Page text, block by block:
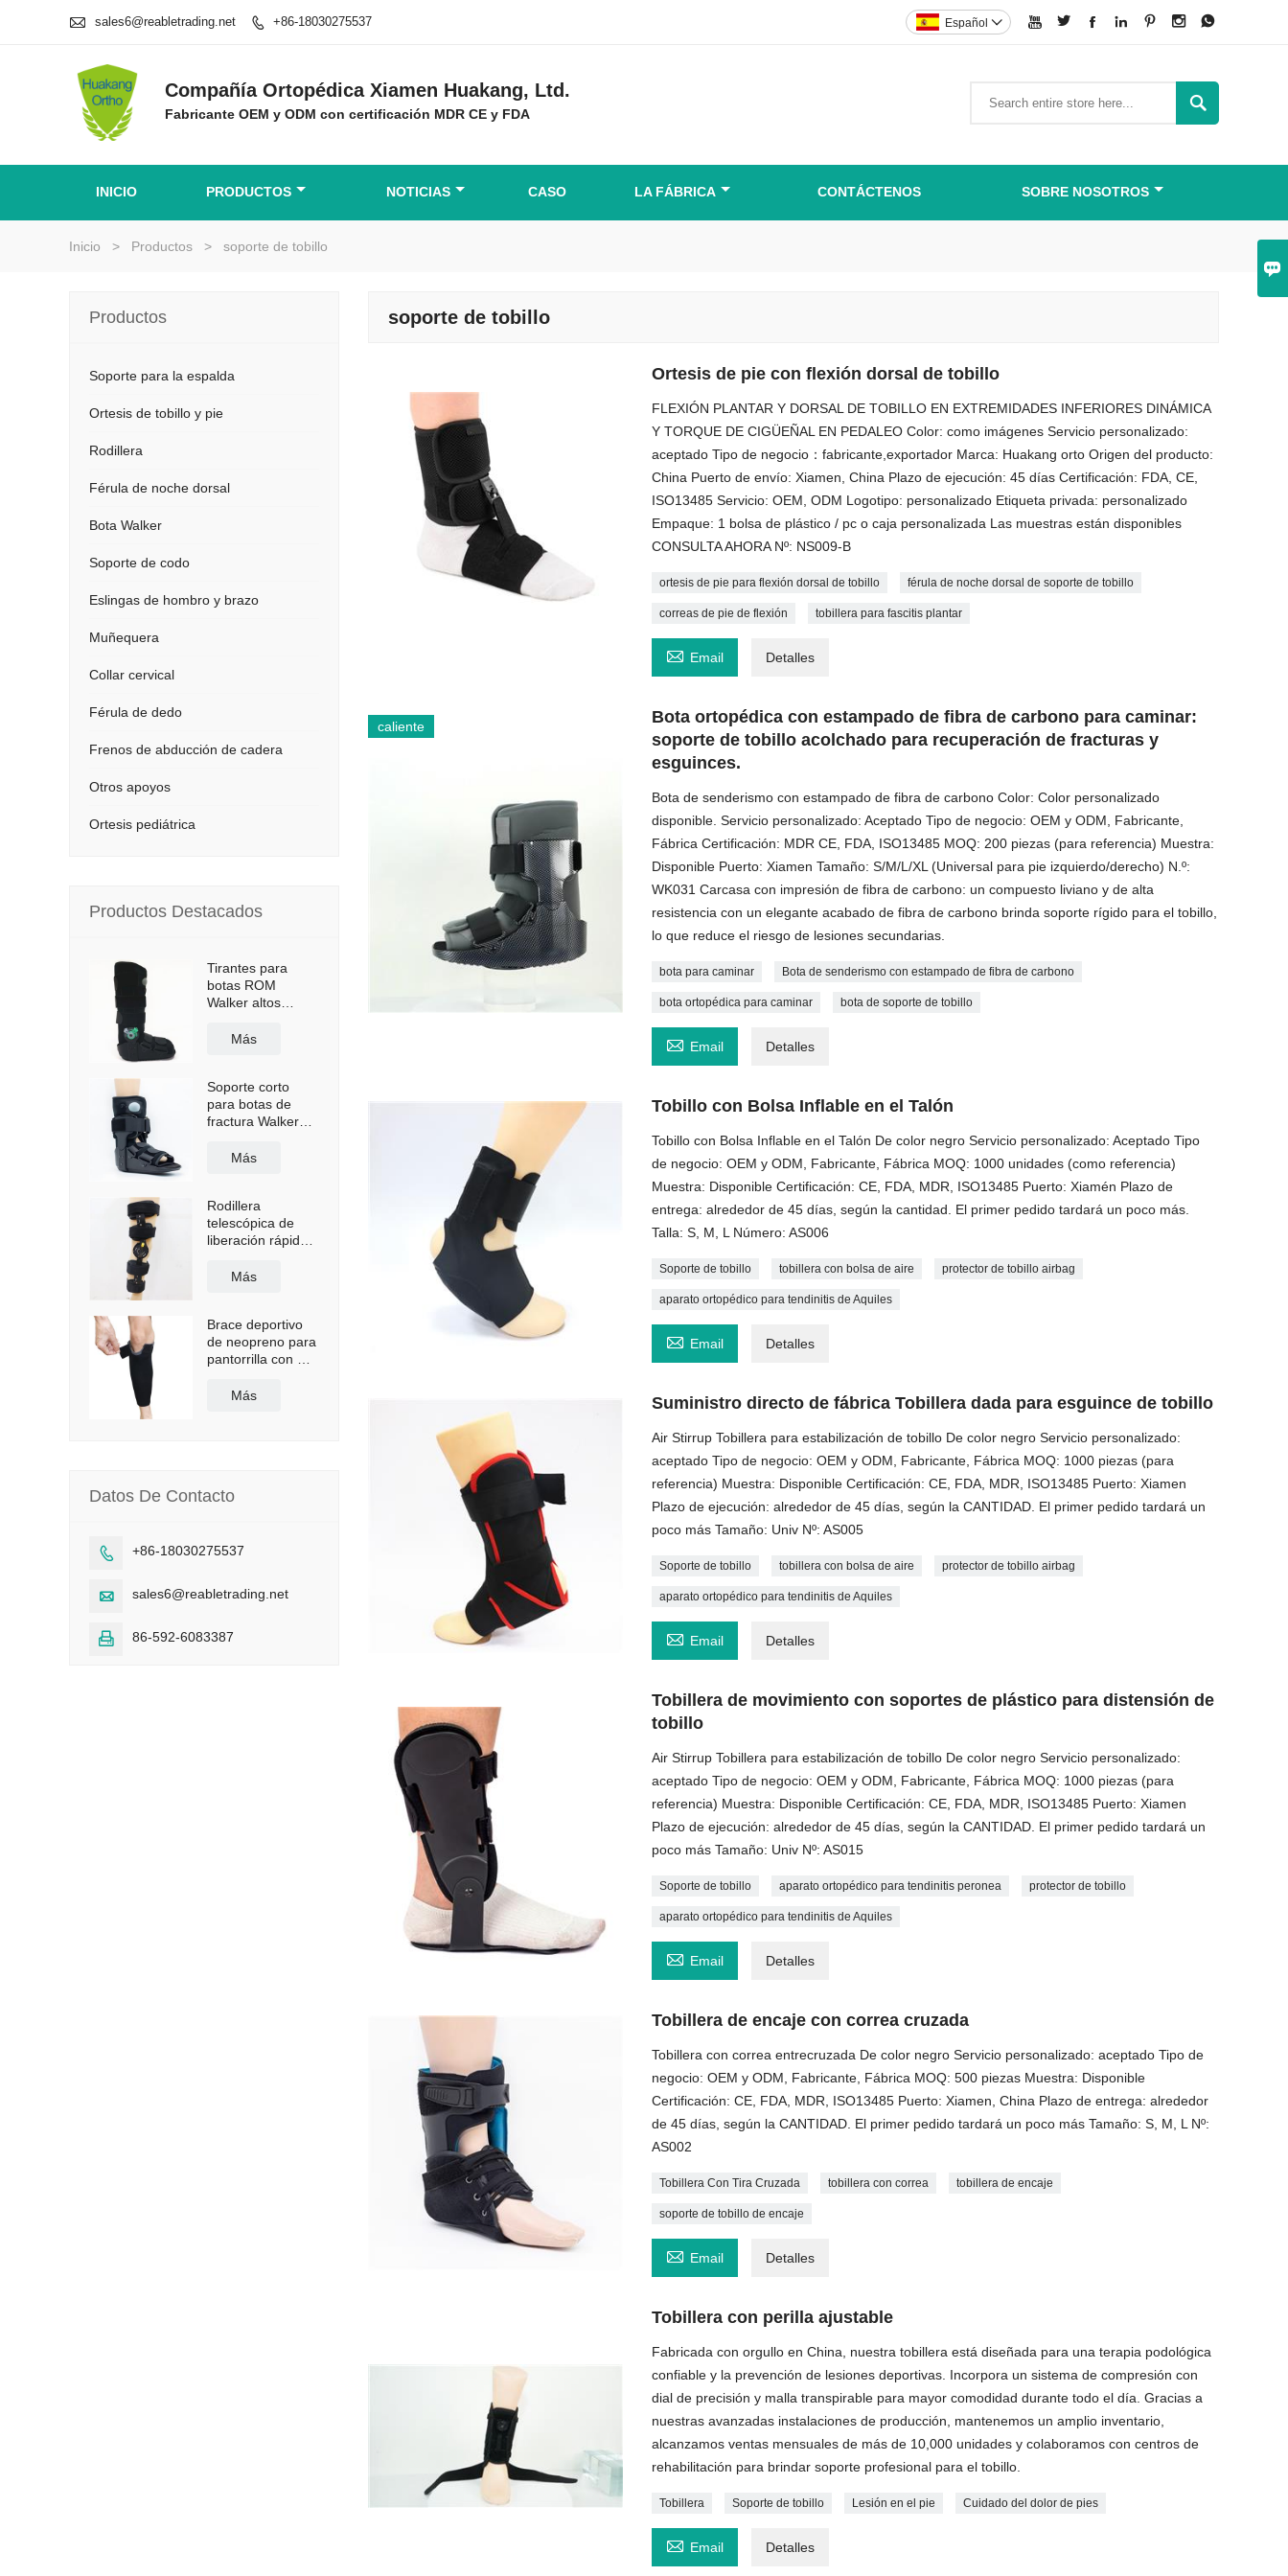

 sales6@reabletrading.net  +86-18030275537       
Español 
Compañía Ortopédica Xiamen Huakang, Ltd.
Fabricante OEM y ODM con certificación MDR CE y FDA

INICIO PRODUCTOS NOTICIAS CASO LA FÁBRICA CONTÁCTENOS SOBRE NOSOTROS
Inicio > Productos > soporte de tobillo
soporte de tobillo
Ortesis de pie con flexión dorsal de tobillo
FLEXIÓN PLANTAR Y DORSAL DE TOBILLO EN EXTREMIDADES INFERIORES DINÁMICA
Y TORQUE DE CIGÜEÑAL EN PEDALEO Color: como imágenes Servicio personalizado:
aceptado Tipo de negocio：fabricante,exportador Marca: Huakang orto Origen del producto:
China Puerto de envío: Xiamen, China Plazo de ejecución: 45 días Certificación: FDA, CE,
ISO13485 Servicio: OEM, ODM Logotipo: personalizado Etiqueta privada: personalizado
Empaque: 1 bolsa de plástico / pc o caja personalizada Las muestras están disponibles
CONSULTA AHORA Nº: NS009-B
ortesis de pie para flexión dorsal de tobillo férula de noche dorsal de soporte de tobillo
correas de pie de flexión tobillera para fascitis plantar
 Email Detalles
caliente
Bota ortopédica con estampado de fibra de carbono para caminar:
soporte de tobillo acolchado para recuperación de fracturas y
esguinces.
Bota de senderismo con estampado de fibra de carbono Color: Color personalizado
disponible. Servicio personalizado: Aceptado Tipo de negocio: OEM y ODM, Fabricante,
Fábrica Certificación: MDR CE, FDA, ISO13485 MOQ: 200 piezas (para referencia) Muestra:
Disponible Puerto: Xiamen Tamaño: S/M/L/XL (Universal para pie izquierdo/derecho) N.º:
WK031 Carcasa con impresión de fibra de carbono: un compuesto liviano y de alta
resistencia con un elegante acabado de fibra de carbono brinda soporte rígido para el tobillo,
lo que reduce el riesgo de lesiones secundarias.
bota para caminar Bota de senderismo con estampado de fibra de carbono
bota ortopédica para caminar bota de soporte de tobillo
 Email Detalles
Tobillo con Bolsa Inflable en el Talón
Tobillo con Bolsa Inflable en el Talón De color negro Servicio personalizado: Aceptado Tipo
de negocio: OEM y ODM, Fabricante, Fábrica MOQ: 1000 unidades (como referencia)
Muestra: Disponible Certificación: CE, FDA, MDR, ISO13485 Puerto: Xiamén Plazo de
entrega: alrededor de 45 días, según la cantidad. El primer pedido tardará un poco más.
Talla: S, M, L Número: AS006
Soporte de tobillo tobillera con bolsa de aire protector de tobillo airbag
aparato ortopédico para tendinitis de Aquiles
 Email Detalles
Suministro directo de fábrica Tobillera dada para esguince de tobillo
Air Stirrup Tobillera para estabilización de tobillo De color negro Servicio personalizado:
aceptado Tipo de negocio: OEM y ODM, Fabricante, Fábrica MOQ: 1000 piezas (para
referencia) Muestra: Disponible Certificación: CE, FDA, MDR, ISO13485 Puerto: Xiamen
Plazo de ejecución: alrededor de 45 días, según la CANTIDAD. El primer pedido tardará un
poco más Tamaño: Univ Nº: AS005
Soporte de tobillo tobillera con bolsa de aire protector de tobillo airbag
aparato ortopédico para tendinitis de Aquiles
 Email Detalles
Tobillera de movimiento con soportes de plástico para distensión de
tobillo
Air Stirrup Tobillera para estabilización de tobillo De color negro Servicio personalizado:
aceptado Tipo de negocio: OEM y ODM, Fabricante, Fábrica MOQ: 1000 piezas (para
referencia) Muestra: Disponible Certificación: CE, FDA, MDR, ISO13485 Puerto: Xiamen
Plazo de ejecución: alrededor de 45 días, según la CANTIDAD. El primer pedido tardará un
poco más Tamaño: Univ Nº: AS015
Soporte de tobillo aparato ortopédico para tendinitis peronea protector de tobillo
aparato ortopédico para tendinitis de Aquiles
 Email Detalles
Tobillera de encaje con correa cruzada
Tobillera con correa entrecruzada De color negro Servicio personalizado: aceptado Tipo de
negocio: OEM y ODM, Fabricante, Fábrica MOQ: 500 piezas Muestra: Disponible
Certificación: CE, FDA, MDR, ISO13485 Puerto: Xiamen, China Plazo de entrega: alrededor
de 45 días, según la CANTIDAD. El primer pedido tardará un poco más Tamaño: S, M, L Nº:
AS002
Tobillera Con Tira Cruzada tobillera con correa tobillera de encaje
soporte de tobillo de encaje
 Email Detalles
Tobillera con perilla ajustable
Fabricada con orgullo en China, nuestra tobillera está diseñada para una terapia podológica
confiable y la prevención de lesiones deportivas. Incorpora un sistema de compresión con
dial de precisión y malla transpirable para mayor comodidad durante todo el día. Gracias a
nuestras avanzadas instalaciones de producción, mantenemos un amplio inventario,
alcanzamos ventas mensuales de más de 10,000 unidades y colaboramos con centros de
rehabilitación para brindar soporte profesional para el tobillo.
Tobillera Soporte de tobillo Lesión en el pie Cuidado del dolor de pies
 Email Detalles
Productos
Soporte para la espalda
Ortesis de tobillo y pie
Rodillera
Férula de noche dorsal
Bota Walker
Soporte de codo
Eslingas de hombro y brazo
Muñequera
Collar cervical
Férula de dedo
Frenos de abducción de cadera
Otros apoyos
Ortesis pediátrica
Productos Destacados
Tirantes para
botas ROM
Walker altos
suelaMás
Soporte corto
para botas de
fractura Walker
Más
Rodillera
telescópica de
liberación rápida
los hombros
Más
Brace deportivo
de neopreno para
pantorrilla con CE
Más
Datos De Contacto
 +86-18030275537
 sales6@reabletrading.net
 86-592-6083387